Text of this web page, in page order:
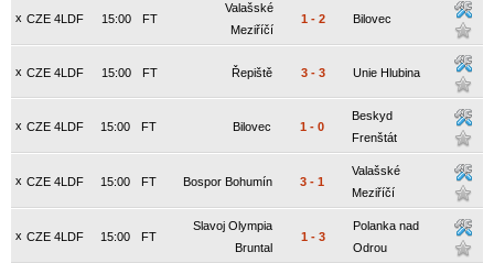
x CZE 4LDF FT
15:00
Valašské
Meziříčí
1 - 2 Bilovec
x CZE 4LDF FT
15:00 Řepiště 3 - 3 Unie Hlubina
x CZE 4LDF FT
15:00 Bilovec 1 - 0
Beskyd
Frenštát
x CZE 4LDF FT
15:00 Bospor Bohumín 3 - 1
Valašské
Meziříčí
x CZE 4LDF FT
15:00
Slavoj Olympia
Bruntal
1 - 3
Polanka nad
Odrou